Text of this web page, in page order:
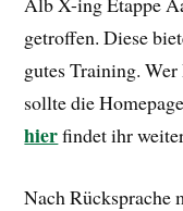
getroffen. Diese
gutes Training.
sollte die
hierfindet ihr
Nach Rücksprache